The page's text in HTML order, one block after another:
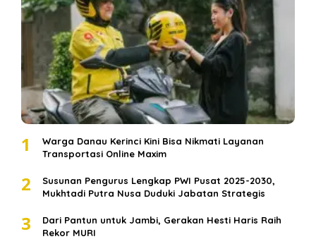
1
Warga Danau Kerinci Kini Bisa Nikmati Layanan
Transportasi Online Maxim
2
Susunan Pengurus Lengkap PWI Pusat 2025-2030,
Mukhtadi Putra Nusa Duduki Jabatan Strategis
3
Dari Pantun untuk Jambi, Gerakan Hesti Haris Raih
Rekor MURI